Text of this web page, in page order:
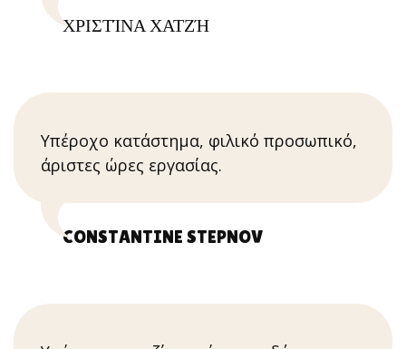
ΧΡΙΣΤΊΝΑ ΧΑΤΖΉ
Υπέροχο κατάστημα, φιλικό προσωπικό,
άριστες ώρες εργασίας.
CONSTANTINE STEPNOV